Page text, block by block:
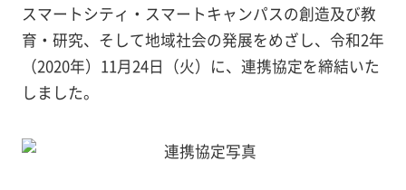
スマートシティ・スマートキャンパスの創造及び教
育・研究、そして地域社会の発展をめざし、令和2年
（2020年）11月24日（火）に、連携協定を締結いた
しました。